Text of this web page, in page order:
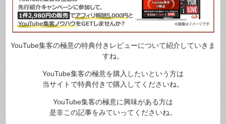
YouTube集客の極意の特典付きレビューについて紹介していきま
すね。
YouTube集客の極意を購入したいという方は
当サイトで特典付きで購入してくださいね。
YouTube集客の極意に興味がある方は
是非この記事をみていってくださいね。